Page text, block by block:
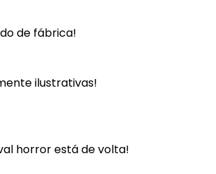
de fábrica!
ilustrativas!
horror está de volta!